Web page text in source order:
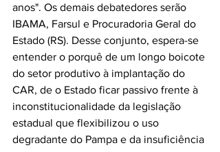
anos". Os demais debatedores serão
IBAMA, Farsul e Procuradoria Geral do
Estado (RS). Desse conjunto, espera-se
entender o porquê de um longo boicote
do setor produtivo à implantação do
CAR, de o Estado ficar passivo frente à
inconstitucionalidade da legislação
estadual que flexibilizou o uso
degradante do Pampa e da insuficiência